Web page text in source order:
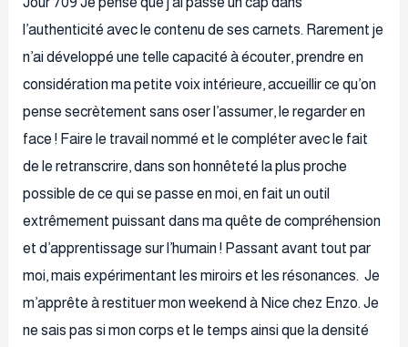
l’authenticité avec le contenu de ses carnets. Rarement je
n’ai développé une telle capacité à écouter, prendre en
considération ma petite voix intérieure, accueillir ce qu’on
pense secrètement sans oser l’assumer, le regarder en
face ! Faire le travail nommé et le compléter avec le fait
de le retranscrire, dans son honnêteté la plus proche
possible de ce qui se passe en moi, en fait un outil
extrêmement puissant dans ma quête de compréhension
et d’apprentissage sur l’humain ! Passant avant tout par
moi, mais expérimentant les miroirs et les résonances. Je
m’apprête à restituer mon weekend à Nice chez Enzo. Je
ne sais pas si mon corps et le temps ainsi que la densité